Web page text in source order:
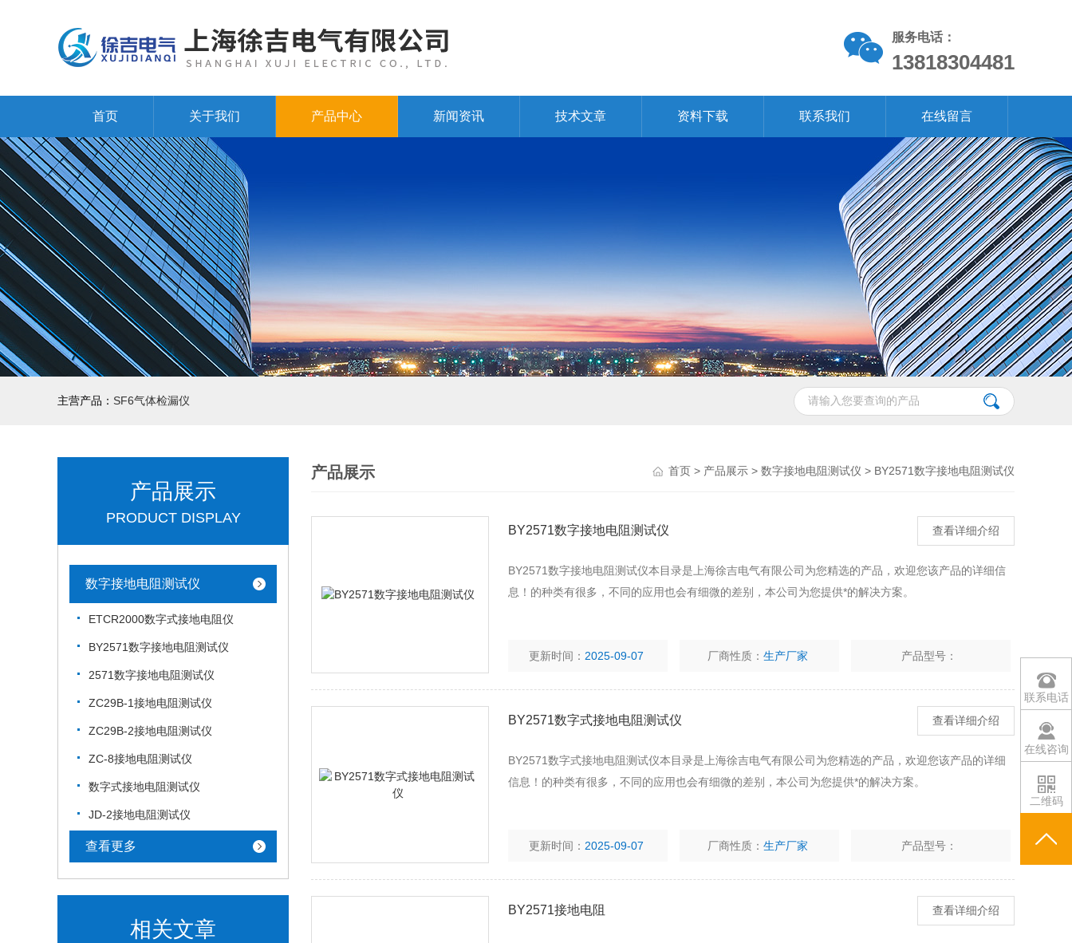
服务电话：
13818304481
首页 关于我们 产品中心 新闻资讯 技术文章 资料下载 联系我们 在线留言
主营产品： SF6气体检漏仪
产品展示
PRODUCT DISPLAY
数字接地电阻测试仪
ETCR2000数字式接地电阻仪
BY2571数字接地电阻测试仪
2571数字接地电阻测试仪
ZC29B-1接地电阻测试仪
ZC29B-2接地电阻测试仪
ZC-8接地电阻测试仪
数字式接地电阻测试仪
JD-2接地电阻测试仪
查看更多
相关文章
产品展示 首页 > 产品展示 > 数字接地电阻测试仪 > BY2571数字接地电阻测试仪
BY2571数字接地电阻测试仪 查看详细介绍
BY2571数字接地电阻测试仪本目录是上海徐吉电气有限公司为您精选的产品，欢迎您该产品的详细信
息！的种类有很多，不同的应用也会有细微的差别，本公司为您提供*的解决方案。
更新时间： 2025-09-07 厂商性质：生产厂家 产品型号：
BY2571数字式接地电阻测试仪 查看详细介绍
BY2571数字式接地电阻测试仪本目录是上海徐吉电气有限公司为您精选的产品，欢迎您该产品的详细
信息！的种类有很多，不同的应用也会有细微的差别，本公司为您提供*的解决方案。
更新时间： 2025-09-07 厂商性质：生产厂家 产品型号：
BY2571接地电阻 查看详细介绍
联系电话
在线咨询
二维码